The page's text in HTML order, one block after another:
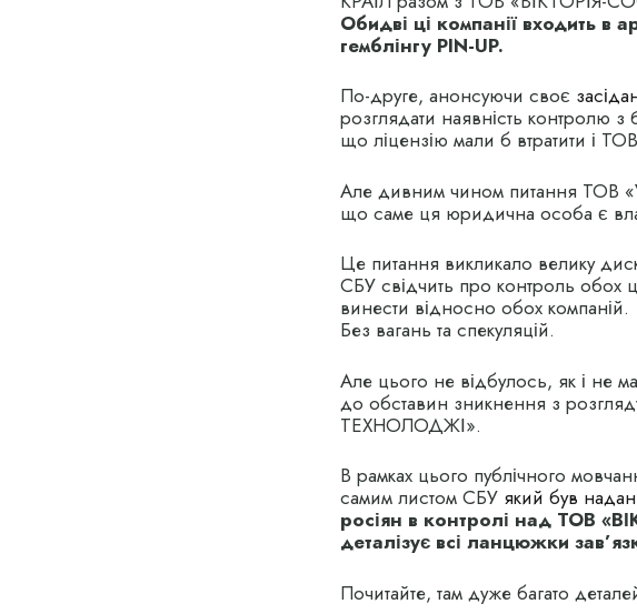
Обидві ці компанії входить в
гемблінгу PIN-UP.
По-друге, анонсуючи своє
розглядати наявність контролю з
що ліцензію мали б втратити
Але дивним чином питання ТОВ
що саме ця юридична особа є
Це питання викликало велику
СБУ свідчить про контроль обох
винести відносно обох компаній.
Без вагань та спекуляцій.
Але цього не відбулось, як і не
до обставин зникнення з
ТЕХНОЛОДЖІ».
В рамках цього публічного
самим листом СБУ який був
росіян в контролі над ТОВ
деталізує всі ланцюжки
Почитайте, там дуже багато